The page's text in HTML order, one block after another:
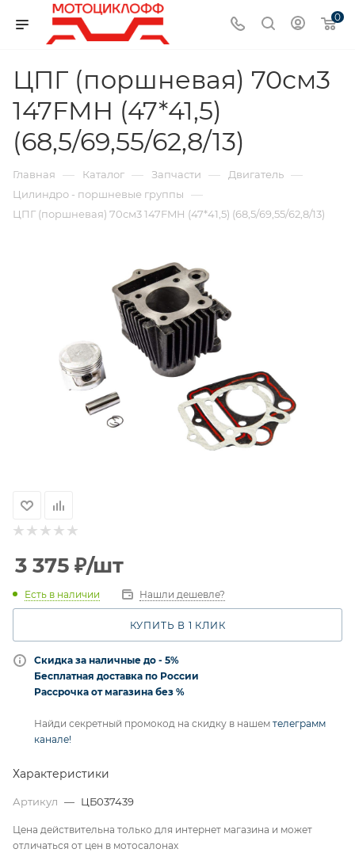
0
ЦПГ (поршневая) 70см3
147FMH (47*41,5)
(68,5/69,55/62,8/13)
Главная — Каталог — Запчасти — Двигатель —
Цилиндро - поршневые группы —
ЦПГ (поршневая) 70см3 147FMH (47*41,5) (68,5/69,55/62,8/13)
3 375 ₽/шт
Есть в наличии Нашли дешевле?
КУПИТЬ В 1 КЛИК
Скидка за наличные до - 5%
Бесплатная доставка по России
Рассрочка от магазина без %
Найди секретный промокод на скидку в нашем телеграмм
канале!
Характеристики
Артикул — ЦБ037439
Цена действительна только для интернет магазина и может
отличаться от цен в мотосалонах